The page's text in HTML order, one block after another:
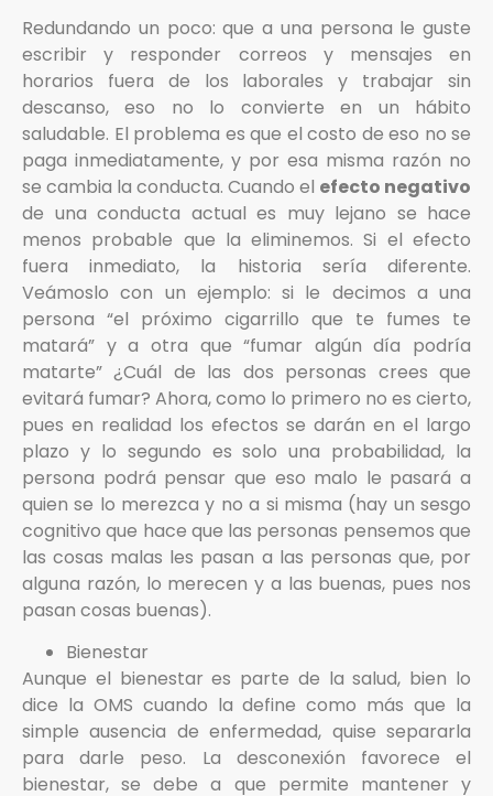
Redundando un poco: que a una persona le guste
escribir y responder correos y mensajes en
horarios fuera de los laborales y trabajar sin
descanso, eso no lo convierte en un hábito
saludable. El problema es que el costo de eso no se
paga inmediatamente, y por esa misma razón no
se cambia la conducta. Cuando el efecto negativo
de una conducta actual es muy lejano se hace
menos probable que la eliminemos. Si el efecto
fuera inmediato, la historia sería diferente.
Veámoslo con un ejemplo: si le decimos a una
persona “el próximo cigarrillo que te fumes te
matará” y a otra que “fumar algún día podría
matarte” ¿Cuál de las dos personas crees que
evitará fumar? Ahora, como lo primero no es cierto,
pues en realidad los efectos se darán en el largo
plazo y lo segundo es solo una probabilidad, la
persona podrá pensar que eso malo le pasará a
quien se lo merezca y no a si misma (hay un sesgo
cognitivo que hace que las personas pensemos que
las cosas malas les pasan a las personas que, por
alguna razón, lo merecen y a las buenas, pues nos
pasan cosas buenas).
Bienestar
Aunque el bienestar es parte de la salud, bien lo
dice la OMS cuando la define como más que la
simple ausencia de enfermedad, quise separarla
para darle peso. La desconexión favorece el
bienestar, se debe a que permite mantener y